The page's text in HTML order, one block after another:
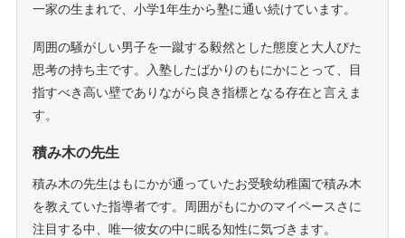
一家の生まれで、小学1年生から塾に通い続けています。
周囲の騒がしい男子を一蹴する毅然とした態度と大人びた
思考の持ち主です。入塾したばかりのもにかにとって、目
指すべき高い壁でありながら良き指標となる存在と言えま
す。
積み木の先生
積み木の先生はもにかが通っていたお受験幼稚園で積み木
を教えていた指導者です。周囲がもにかのマイペースさに
注目する中、唯一彼女の中に眠る知性に気づきます。